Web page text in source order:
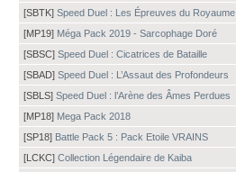
[SBTK] Speed Duel : Les Épreuves du Royaume
[MP19] Méga Pack 2019 - Sarcophage Doré
[SBSC] Speed Duel : Cicatrices de Bataille
[SBAD] Speed Duel : L’Assaut des Profondeurs
[SBLS] Speed Duel : l’Arène des Âmes Perdues
[MP18] Mega Pack 2018
[SP18] Battle Pack 5 : Pack Etoile VRAINS
[LCKC] Collection Légendaire de Kaiba